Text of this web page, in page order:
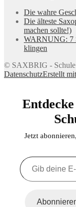
Die wahre
Die älteste
machen sollte!)
WARNUNG: 7
klingen
© SAXBRIG - Schule
DatenschutzErstellt
Jetzt
Gib
deine
E-